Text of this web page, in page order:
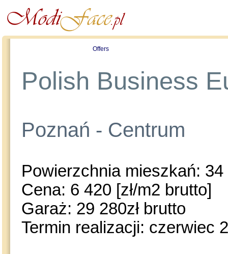
Offers
Polish Business
Poznań - Centrum
Powierzchnia mieszkań:
Cena: 6 420 [zł/m2 brutto]
Garaż: 29 280zł brutto
Termin realizacji: czerwiec